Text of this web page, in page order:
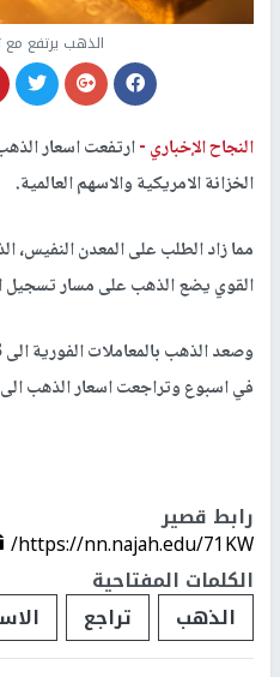
الذهب يرتفع مع
النجاح الإخباري -ارتفعت اسعار
الخزانة الامريكية والاسهم العالمية.
مما زاد الطلب على المعدن النفيس،
القوي يضع الذهب على مسار
في اسبوع وتراجعت اسعار الذهب الى 1.5% منذ بداية الاسبوع الجاري.
رابط قصير
https://nn.najah.edu/71KW/
الكلمات المفتاحية
الذهب
تراجع